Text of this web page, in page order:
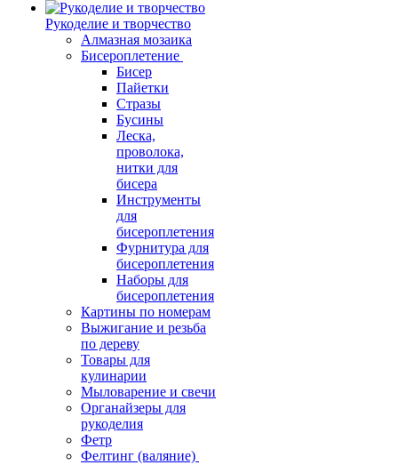
Рукоделие и творчество
Алмазная мозаика
Бисероплетение
Бисер
Пайетки
Стразы
Бусины
Леска,
проволока,
нитки для
бисера
Инструменты
для
бисероплетения
Фурнитура для
бисероплетения
Наборы для
бисероплетения
Картины по номерам
Выжигание и резьба
по дереву
Товары для
кулинарии
Мыловарение и свечи
Органайзеры для
рукоделия
Фетр
Фелтинг (валяние)